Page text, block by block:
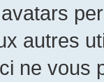
autres
ne vous